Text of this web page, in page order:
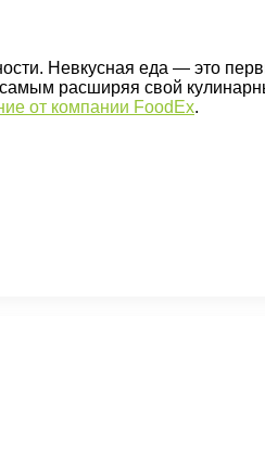
Невкусная еда — это
расширяя свой
от компании FoodEx.